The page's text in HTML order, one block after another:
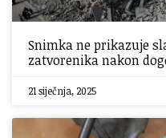
Snimka ne prikazuje
zatvorenika nakon
21 siječnja, 2025